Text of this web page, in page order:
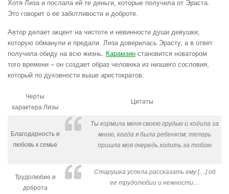
Хотя Лиза и послала ей те деньги, которые получила от Эраста.
Это говорит о ее заботливости и доброте.
Автор делает акцент на чистоте и невинности души девушки,
которую обманули и предали. Лиза доверилась Эрасту, а в ответ
получила обиду на всю жизнь. Карамзин становится новатором
того времени – он создает образ человека из низшего сословия,
который по духовности выше аристократов.
Черты
характера Лизы
Цитаты
Благодарность и
любовь к семье
Ты кормила меня своею грудью и ходила за
мною, когда я была ребенком; теперь
пришла моя очередь ходить за тобою
Трудолюбие и
доброта
Старушка успела рассказать ему […] об
ее трудолюбии и нежности…